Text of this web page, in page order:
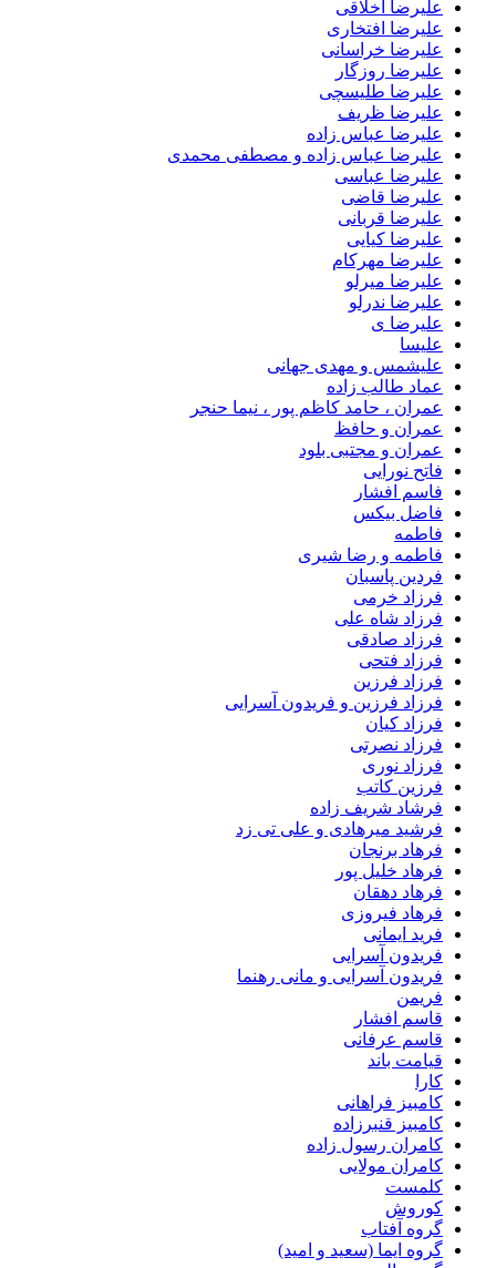
علیرضا اخلاقی
علیرضا افتخاری
علیرضا خراسانی
علیرضا روزگار
علیرضا طلیسچی
علیرضا ظریف
علیرضا عباس زاده
علیرضا عباس زاده و مصطفی محمدی
علیرضا عباسی
علیرضا قاضی
علیرضا قربانی
علیرضا کیایی
علیرضا مهرکام
علیرضا میرلو
علیرضا ندرلو
علیرضا ی
علیسا
علیشمس و مهدی جهانی
عماد طالب زاده
عمران ، حامد کاظم پور ، نیما حنجر
عمران و حافظ
عمران و مجتبی بلود
فاتح نورایی
فاسم افشار
فاضل بیکس
فاطمه
فاطمه و رضا شیری
فردین پاسبان
فرزاد خرمی
فرزاد شاه علی
فرزاد صادقى
فرزاد فتحی
فرزاد فرزین
فرزاد فرزین و فریدون آسرایی
فرزاد کیان
فرزاد نصرتی
فرزاد نوری
فرزین کاتب
فرشاد شریف زاده
فرشید میرهادی و علی تی زد
فرهاد برنجان
فرهاد خلیل پور
فرهاد دهقان
فرهاد فیروزی
فرید ایمانی
فریدون آسرایی
فریدون آسرایی و مانی رهنما
فریمن
قاسم افشار
قاسم عرفانی
قیامت باند
کارا
کامبیز فراهانی
کامبیز قنبرزاده
کامران رسول زاده
کامران مولایی
کلمست
کوروش
گروه آفتاب
گروه ایما (سعید و امید)